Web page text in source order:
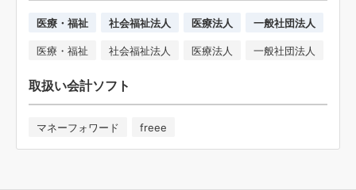
医療・福祉 社会福祉法人 医療法人 一般社団法人
医療・福祉 社会福祉法人 医療法人 一般社団法人
取扱い会計ソフト
マネーフォワード freee